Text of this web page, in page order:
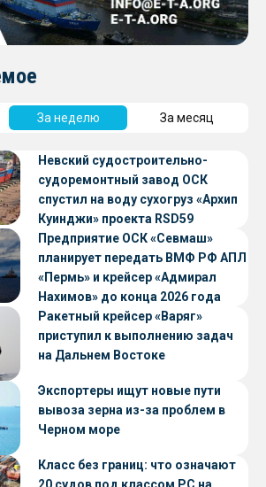
За неделю За месяц
Невский судостроительно-
судоремонтный завод ОСК
спустил на воду сухогруз «Архип
Куинджи» проекта RSD59
Предприятие ОСК «Севмаш»
планирует передать ВМФ РФ АПЛ
«Пермь» и крейсер «Адмирал
Нахимов» до конца 2026 года
Ракетный крейсер «Варяг»
приступил к выполнению задач
на Дальнем Востоке
Экспортеры ищут новые пути
вывоза зерна из-за проблем в
Черном море
Класс без границ: что означают